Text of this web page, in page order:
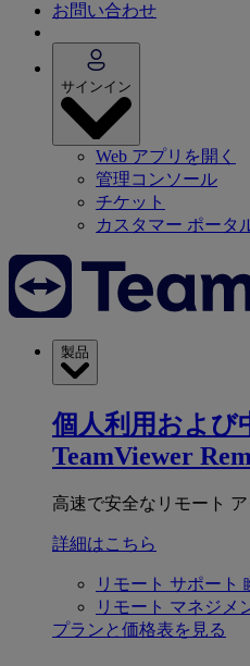
お問い合わせ
サインイン
Web アプリを開く
管理コンソール
チケット
カスタマー ポータ
製品
個人利用および
TeamViewer
高速で安全なリモート
詳細はこちら
リモート サポート
リモート マネジメ
プランと価格表を見る